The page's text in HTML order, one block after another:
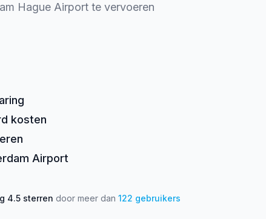
Hague Airport te vervoeren
kosten
Airport
4.5 sterren door meer dan 122 gebruikers